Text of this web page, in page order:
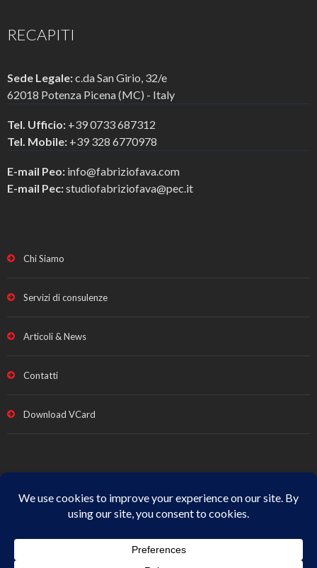
RECAPITI
Sede Legale:c.da San Girio, 32/e
62018 Potenza Picena (MC) - Italy
Tel. Ufficio: +39 0733 687312
Tel. Mobile: +39 328 6770978
E-mail Peo: info@fabriziofava.com
E-mail Pec:studiofabriziofava@pec.it
Chi Siamo
Servizi di consulenze
Articoli & News
Contatti
Download VCard